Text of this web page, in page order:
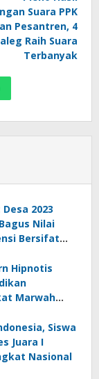
Suara PPK
Pesantren, 4
Raih Suara
Terbanyak
2023
Nilai
Bersifat
Hipnotis
Marwah
Siswa
Juara I
Nasional